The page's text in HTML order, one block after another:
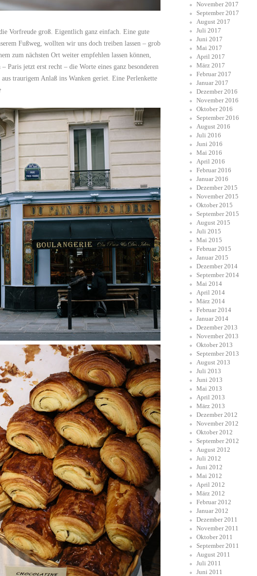
Vorfreude groß. Eigentlich ganz einfach. Eine gute
Fußweg, wollten wir uns doch treiben lassen – grob
zum nächsten Ort weiter empfehlen lassen können,
jetzt erst recht – die Worte eines ganz besonderen
traurigem Anlaß ins Wanken geriet. Eine Perlenkette
November 2017
September 2017
August 2017
Juli 2017
Juni 2017
Mai 2017
April 2017
März 2017
Februar 2017
Januar 2017
Dezember 2016
November 2016
Oktober 2016
September 2016
August 2016
Juli 2016
Juni 2016
Mai 2016
April 2016
Februar 2016
Januar 2016
Dezember 2015
November 2015
Oktober 2015
September 2015
August 2015
Juli 2015
Mai 2015
Februar 2015
Januar 2015
Dezember 2014
September 2014
Mai 2014
April 2014
März 2014
Februar 2014
Januar 2014
Dezember 2013
November 2013
Oktober 2013
September 2013
August 2013
Juli 2013
Juni 2013
Mai 2013
April 2013
März 2013
Dezember 2012
November 2012
Oktober 2012
September 2012
August 2012
Juli 2012
Juni 2012
Mai 2012
April 2012
März 2012
Februar 2012
Januar 2012
Dezember 2011
November 2011
Oktober 2011
September 2011
August 2011
Juli 2011
Juni 2011